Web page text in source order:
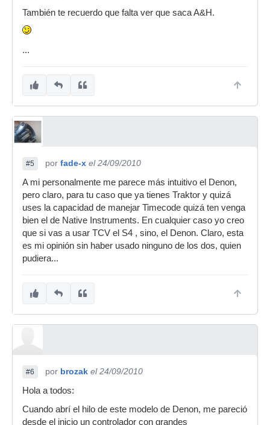
También te recuerdo que falta ver que saca A&H.
...
#5 por fade-x el 24/09/2010
A mi personalmente me parece más intuitivo el Denon,
pero claro, para tu caso que ya tienes Traktor y quizá
uses la capacidad de manejar Timecode quizá ten venga
bien el de Native Instruments. En cualquier caso yo creo
que si vas a usar TCV el S4 , sino, el Denon. Claro, esta
es mi opinión sin haber usado ninguno de los dos, quien
pudiera...
#6 por brozak el 24/09/2010
Hola a todos:
Cuando abrí el hilo de este modelo de Denon, me pareció
desde el inicio un controlador con grandes